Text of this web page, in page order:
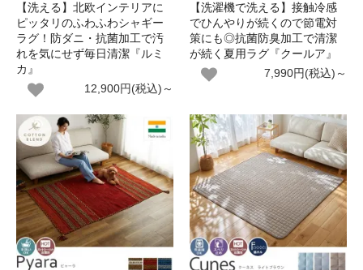
【洗える】北欧インテリアに
ピッタリのふわふわシャギー
ラグ！防ダニ・抗菌加工で汚
れを気にせず毎日清潔『ルミ
カ』
12,900円(税込)～
【洗濯機で洗える】接触冷感
でひんやりが続くので節電対
策にも◎抗菌防臭加工で清潔
が続く夏用ラグ『クールア』
7,990円(税込)～